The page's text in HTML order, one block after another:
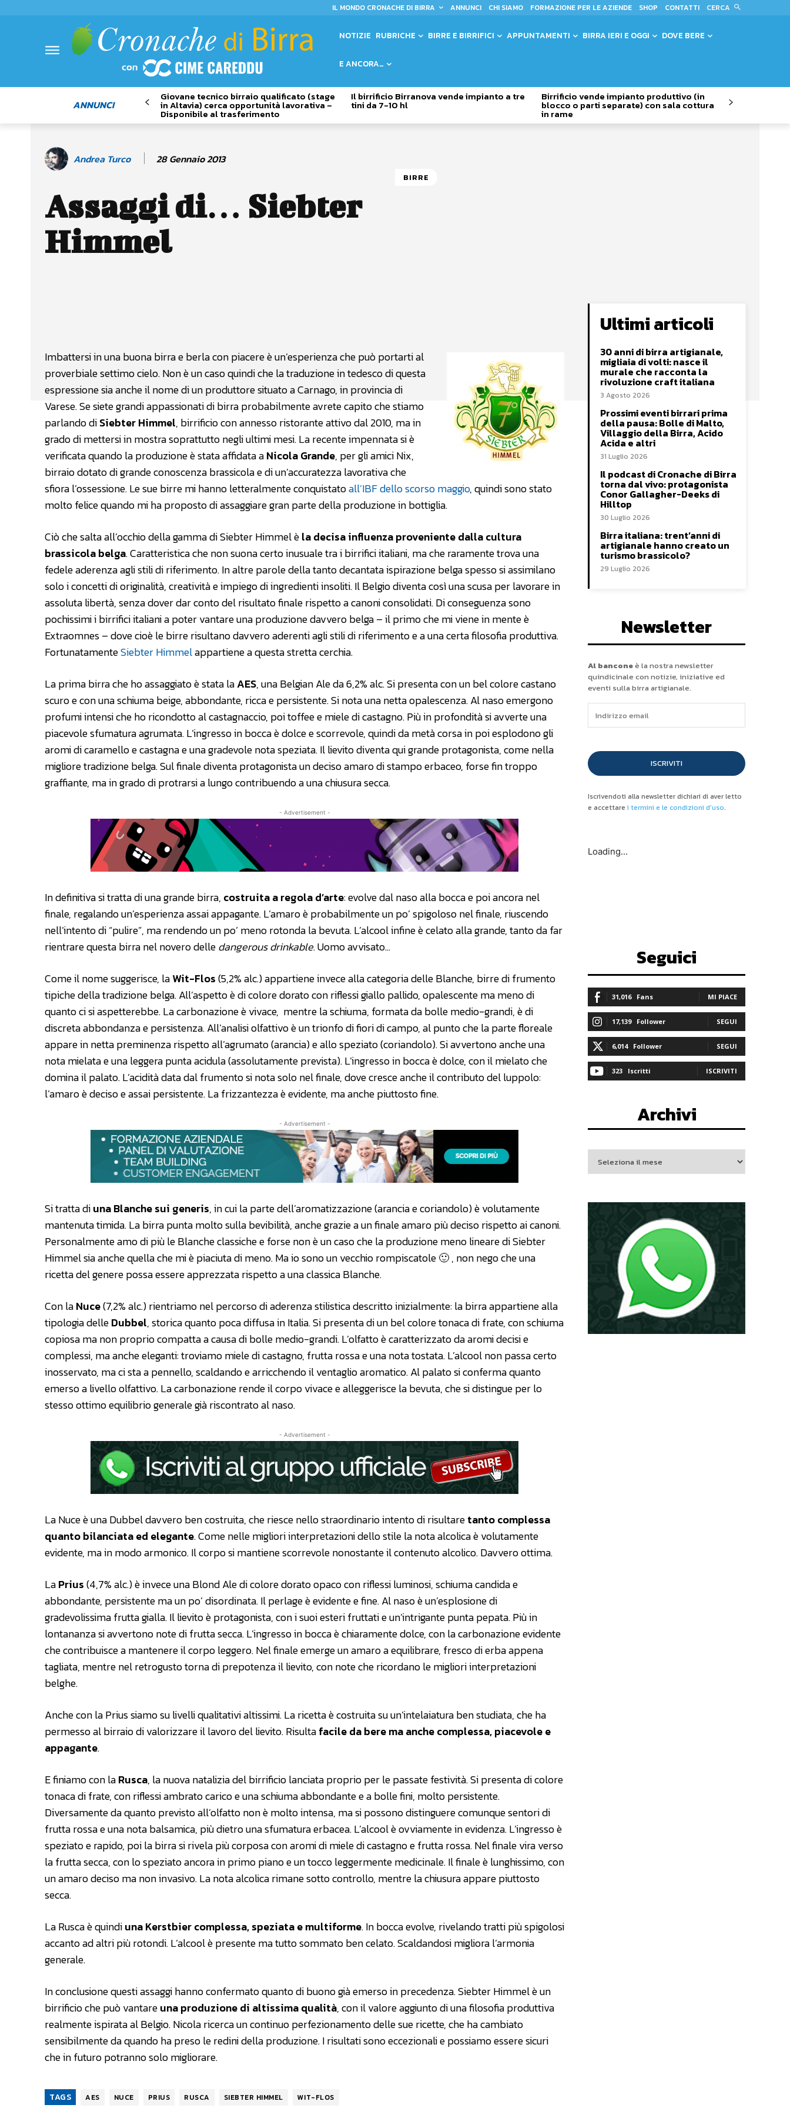
IL MONDO CRONACHE DI BIRRA ANNUNCI CHI SIAMO FORMAZIONE PER LE AZIENDE SHOP CONTATTI CERCA
NOTIZIE RUBRICHE BIRRE E BIRRIFICI APPUNTAMENTI BIRRA IERI E OGGI DOVE BERE
E ANCORA…
ANNUNCI
Giovane tecnico birraio qualificato (stage
in Altavia) cerca opportunità lavorativa –
Disponibile al trasferimento
Il birrificio Birranova vende impianto a tre
tini da 7-10 hl
Birrificio vende impianto produttivo (in
blocco o parti separate) con sala cottura
in rame
Andrea Turco 28 Gennaio 2013
Assaggi di… Siebter
Himmel
BIRRE
Imbattersi in una buona birra e berla con piacere è un’esperienza che può portarti al
proverbiale settimo cielo. Non è un caso quindi che la traduzione in tedesco di questa
espressione sia anche il nome di un produttore situato a Carnago, in provincia di
Varese. Se siete grandi appassionati di birra probabilmente avrete capito che stiamo
parlando diSiebter Himmel, birrificio con annesso ristorante attivo dal 2010, ma in
grado di mettersi in mostra soprattutto negli ultimi mesi. La recente impennata si è
verificata quando la produzione è stata affidata aNicola Grande, per gli amici Nix,
birraio dotato di grande conoscenza brassicola e di un’accuratezza lavorativa che
sfiora l’ossessione. Le sue birre mi hanno letteralmente conquistatoall’IBF dello scorso maggio, quindi sono stato
molto felice quando mi ha proposto di assaggiare gran parte della produzione in bottiglia.
Ciò che salta all’occhio della gamma di Siebter Himmel èla decisa influenza proveniente dalla cultura
brassicola belga. Caratteristica che non suona certo inusuale tra i birrifici italiani, ma che raramente trova una
fedele aderenza agli stili di riferimento. In altre parole della tanto decantata ispirazione belga spesso si assimilano
solo i concetti di originalità, creatività e impiego di ingredienti insoliti. Il Belgio diventa così una scusa per lavorare in
assoluta libertà, senza dover dar conto del risultato finale rispetto a canoni consolidati. Di conseguenza sono
pochissimi i birrifici italiani a poter vantare una produzione davvero belga – il primo che mi viene in mente è
Extraomnes – dove cioè le birre risultano davvero aderenti agli stili di riferimento e a una certa filosofia produttiva.
FortunatamenteSiebter Himmelappartiene a questa stretta cerchia.
La prima birra che ho assaggiato è stata laAES, una Belgian Ale da 6,2% alc. Si presenta con un bel colore castano
scuro e con una schiuma beige, abbondante, ricca e persistente. Si nota una netta opalescenza. Al naso emergono
profumi intensi che ho ricondotto al castagnaccio, poi toffee e miele di castagno. Più in profondità si avverte una
piacevole sfumatura agrumata. L’ingresso in bocca è dolce e scorrevole, quindi da metà corsa in poi esplodono gli
aromi di caramello e castagna e una gradevole nota speziata. Il lievito diventa qui grande protagonista, come nella
migliore tradizione belga. Sul finale diventa protagonista un deciso amaro di stampo erbaceo, forse fin troppo
graffiante, ma in grado di protrarsi a lungo contribuendo a una chiusura secca.
- Advertisement -
In definitiva si tratta di una grande birra, costruita a regola d’arte: evolve dal naso alla bocca e poi ancora nel
finale, regalando un’esperienza assai appagante. L’amaro è probabilmente un po’ spigoloso nel finale, riuscendo
nell’intento di “pulire”, ma rendendo un po’ meno rotonda la bevuta. L’alcool infine è celato alla grande, tanto da far
rientrare questa birra nel novero delledangerous drinkable. Uomo avvisato…
Come il nome suggerisce, laWit-Flos(5,2% alc.) appartiene invece alla categoria delle Blanche, birre di frumento
tipiche della tradizione belga. All’aspetto è di colore dorato con riflessi giallo pallido, opalescente ma meno di
quanto ci si aspetterebbe. La carbonazione è vivace, mentre la schiuma, formata da bolle medio-grandi, è di
discreta abbondanza e persistenza. All’analisi olfattivo è un trionfo di fiori di campo, al punto che la parte floreale
appare in netta preminenza rispetto all’agrumato (arancia) e allo speziato (coriandolo). Si avvertono anche una
nota mielata e una leggera punta acidula (assolutamente prevista). L’ingresso in bocca è dolce, con il mielato che
domina il palato. L’acidità data dal frumento si nota solo nel finale, dove cresce anche il contributo del luppolo:
l’amaro è deciso e assai persistente. La frizzantezza è evidente, ma anche piuttosto fine.
- Advertisement -
Si tratta diuna Blanche sui generis, in cui la parte dell’aromatizzazione (arancia e coriandolo) è volutamente
mantenuta timida. La birra punta molto sulla bevibilità, anche grazie a un finale amaro più deciso rispetto ai canoni.
Personalmente amo di più le Blanche classiche e forse non è un caso che la produzione meno lineare di Siebter
Himmel sia anche quella che mi è piaciuta di meno. Ma io sono un vecchio rompiscatole 🙂 , non nego che una
ricetta del genere possa essere apprezzata rispetto a una classica Blanche.
Con laNuce(7,2% alc.) rientriamo nel percorso di aderenza stilistica descritto inizialmente: la birra appartiene alla
tipologia delleDubbel, storica quanto poca diffusa in Italia. Si presenta di un bel colore tonaca di frate, con schiuma
copiosa ma non proprio compatta a causa di bolle medio-grandi. L’olfatto è caratterizzato da aromi decisi e
complessi, ma anche eleganti: troviamo miele di castagno, frutta rossa e una nota tostata. L’alcool non passa certo
inosservato, ma ci sta a pennello, scaldando e arricchendo il ventaglio aromatico. Al palato si conferma quanto
emerso a livello olfattivo. La carbonazione rende il corpo vivace e alleggerisce la bevuta, che si distingue per lo
stesso ottimo equilibrio generale già riscontrato al naso.
- Advertisement -
La Nuce è una Dubbel davvero ben costruita, che riesce nello straordinario intento di risultaretanto complessa
quanto bilanciata ed elegante. Come nelle migliori interpretazioni dello stile la nota alcolica è volutamente
evidente, ma in modo armonico. Il corpo si mantiene scorrevole nonostante il contenuto alcolico. Davvero ottima.
LaPrius(4,7% alc.) è invece una Blond Ale di colore dorato opaco con riflessi luminosi, schiuma candida e
abbondante, persistente ma un po’ disordinata. Il perlage è evidente e fine. Al naso è un’esplosione di
gradevolissima frutta gialla. Il lievito è protagonista, con i suoi esteri fruttati e un’intrigante punta pepata. Più in
lontananza si avvertono note di frutta secca. L’ingresso in bocca è chiaramente dolce, con la carbonazione evidente
che contribuisce a mantenere il corpo leggero. Nel finale emerge un amaro a equilibrare, fresco di erba appena
tagliata, mentre nel retrogusto torna di prepotenza il lievito, con note che ricordano le migliori interpretazioni
belghe.
Anche con la Prius siamo su livelli qualitativi altissimi. La ricetta è costruita su un’intelaiatura ben studiata, che ha
permesso al birraio di valorizzare il lavoro del lievito. Risultafacile da bere ma anche complessa, piacevole e
appagante.
E finiamo con laRusca, la nuova natalizia del birrificio lanciata proprio per le passate festività. Si presenta di colore
tonaca di frate, con riflessi ambrato carico e una schiuma abbondante e a bolle fini, molto persistente.
Diversamente da quanto previsto all’olfatto non è molto intensa, ma si possono distinguere comunque sentori di
frutta rossa e una nota balsamica, più dietro una sfumatura erbacea. L’alcool è ovviamente in evidenza. L’ingresso è
speziato e rapido, poi la birra si rivela più corposa con aromi di miele di castagno e frutta rossa. Nel finale vira verso
la frutta secca, con lo speziato ancora in primo piano e un tocco leggermente medicinale. Il finale è lunghissimo, con
un amaro deciso ma non invasivo. La nota alcolica rimane sotto controllo, mentre la chiusura appare piuttosto
secca.
La Rusca è quindiuna Kerstbier complessa, speziata e multiforme. In bocca evolve, rivelando tratti più spigolosi
accanto ad altri più rotondi. L’alcool è presente ma tutto sommato ben celato. Scaldandosi migliora l’armonia
generale.
In conclusione questi assaggi hanno confermato quanto di buono già emerso in precedenza. Siebter Himmel è un
birrificio che può vantareuna produzione di altissima qualità, con il valore aggiunto di una filosofia produttiva
realmente ispirata al Belgio. Nicola ricerca un continuo perfezionamento delle sue ricette, che ha cambiato
sensibilmente da quando ha preso le redini della produzione. I risultati sono eccezionali e possiamo essere sicuri
che in futuro potranno solo migliorare.
TAGS AES NUCE PRIUS RUSCA SIEBTER HIMMEL WIT-FLOS
Ultimi articoli
30 anni di birra artigianale,
migliaia di volti: nasce il
murale che racconta la
rivoluzione craft italiana
3 Agosto 2026
Prossimi eventi birrari prima
della pausa: Bolle di Malto,
Villaggio della Birra, Acido
Acida e altri
31 Luglio 2026
Il podcast di Cronache di Birra
torna dal vivo: protagonista
Conor Gallagher-Deeks di
Hilltop
30 Luglio 2026
Birra italiana: trent’anni di
artigianale hanno creato un
turismo brassicolo?
29 Luglio 2026
Newsletter
Al banconeè la nostra newsletter
quindicinale con notizie, iniziative ed
eventi sulla birra artigianale.
ISCRIVITI
Iscrivendoti alla newsletter dichiari di aver letto
e accettare i termini e le condizioni d'uso.
Loading...
Seguici
31,016 Fans MI PIACE
17,139 Follower SEGUI
6,014 Follower SEGUI
323 Iscritti ISCRIVITI
Archivi